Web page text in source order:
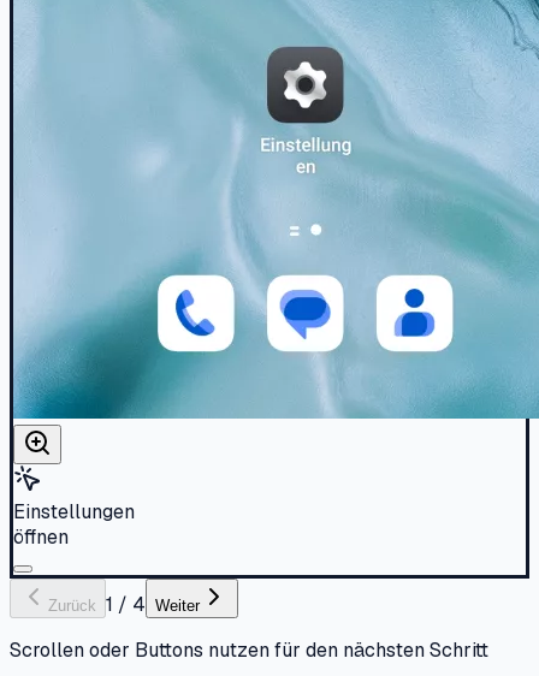
Einstellungen
öffnen
Zurück 1 / 4 Weiter
Scrollen oder Buttons nutzen für den nächsten Schritt